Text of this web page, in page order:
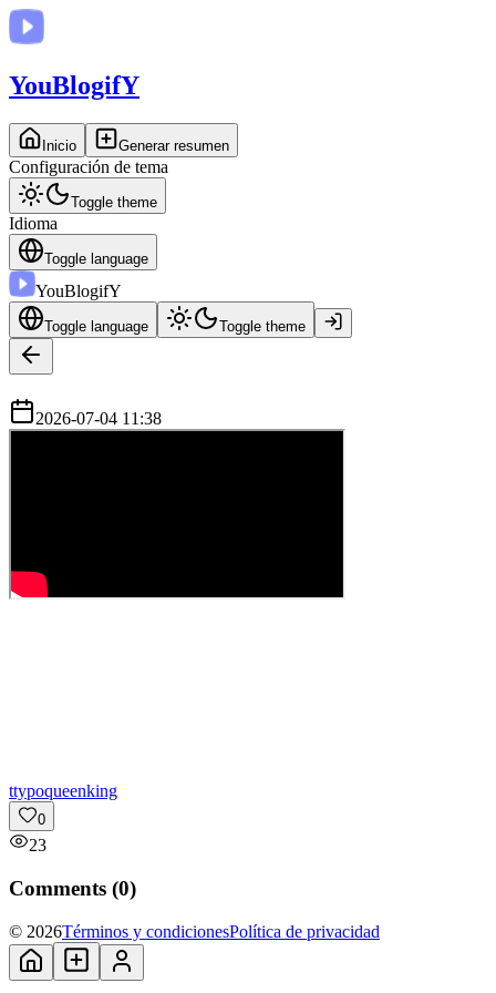
YouBlogifY
Inicio Generar resumen
Configuración de tema
Toggle theme
Idioma
Toggle language
YouBlogifY
Toggle language Toggle theme
2026-07-04 11:38
ttypoqueenking
0
23
Comments (0)
© 2026Términos y condicionesPolítica de privacidad